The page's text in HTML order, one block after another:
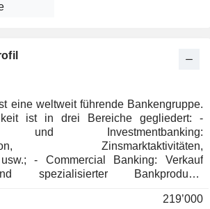
eine weltweit führende Bankengruppe.
ist in drei Bereiche gegliedert: -
und Investmentbanking:
Zinsmarktaktivitäten,
Verkauf
spezialisierter Bankprodukte
und Verwaltung alternativer
219’000